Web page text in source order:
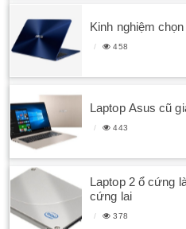
Kinh nghiệm
458
Laptop Asus cũ
443
Laptop 2 ổ cứng
cứng lai
378